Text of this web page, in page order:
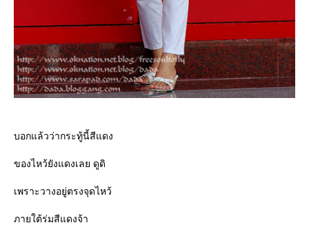
บอกแล้วว่ากระทู้นี้สีแดง
ของไหว้ยังแดงเลย ดูดิ
เพราะวางอยู่ตรงจุดไหว้
ภายใต้ร่มสีแดงจ้า